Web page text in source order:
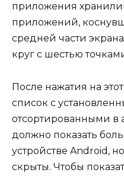
приложения
приложений,
средней части
круг с шестью
После нажатия на
список с
отсортированными в
должно показать
устройстве Android,
скрыты. Чтобы